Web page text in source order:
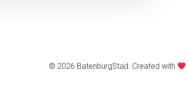
© 2026 BatenburgStad. Created with